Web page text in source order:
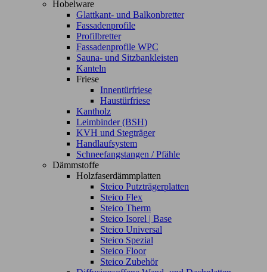
Hobelware
Glattkant- und Balkonbretter
Fassadenprofile
Profilbretter
Fassadenprofile WPC
Sauna- und Sitzbankleisten
Kanteln
Friese
Innentürfriese
Haustürfriese
Kantholz
Leimbinder (BSH)
KVH und Stegträger
Handlaufsystem
Schneefangstangen / Pfähle
Dämmstoffe
Holzfaserdämmplatten
Steico Putzträgerplatten
Steico Flex
Steico Therm
Steico Isorel | Base
Steico Universal
Steico Spezial
Steico Floor
Steico Zubehör